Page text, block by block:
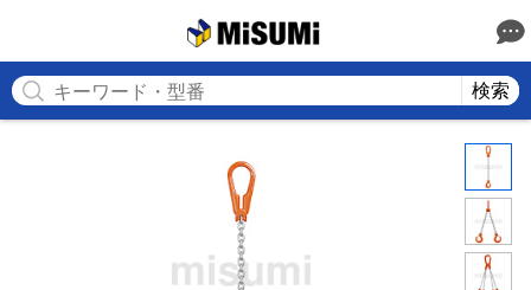
検索